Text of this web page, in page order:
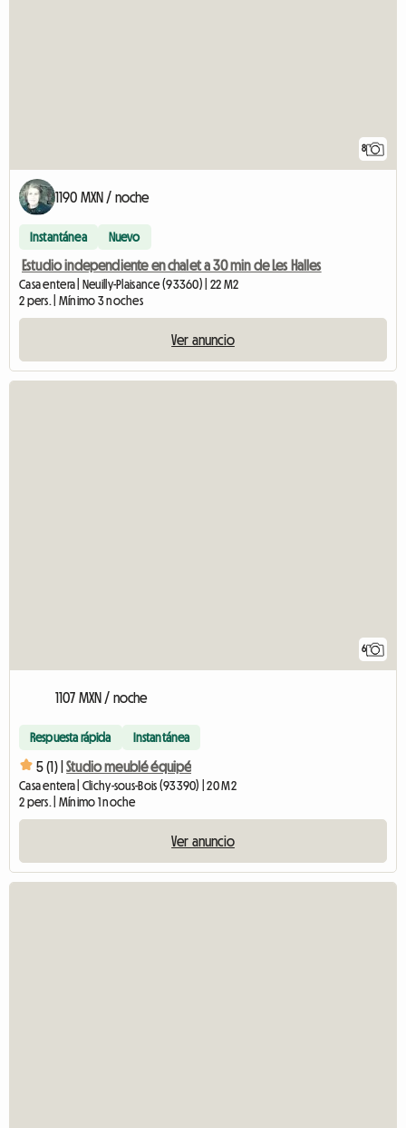
8
1190 MXN / noche
Instantánea Nuevo
Estudio independiente en chalet a 30 min de Les Halles
Casa entera | Neuilly-Plaisance (93360) | 22 M2
2 pers. | Mínimo 3 noches
Ver anuncio
6
1107 MXN / noche
Respuesta rápida Instantánea
5 (1) | Studio meublé équipé
Casa entera | Clichy-sous-Bois (93390) | 20 M2
2 pers. | Mínimo 1 noche
Ver anuncio